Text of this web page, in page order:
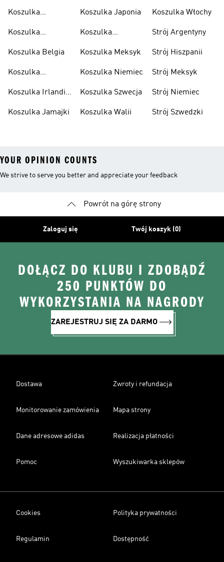
Koszulka
Koszulka
Koszulka Belgia
Koszulka
Koszulka Irlandii
Koszulka Jamajki
Koszulka Japonia
Koszulka
Koszulka Meksyk
Koszulka Niemiec
Koszulka Szwecja
Koszulka Walii
Koszulka Włochy
Strój Argentyny
Strój Hiszpanii
Strój Meksyk
Strój Niemiec
Strój Szwedzki
YOUR OPINION COUNTS
We strive to serve you better and appreciate your feedback
Powrót na górę strony
Zaloguj się Twój koszyk (0)
DOŁĄCZ DO KLUBU I ZDOBĄDŹ
250 PUNKTÓW DO
WYKORZYSTANIA NA NAGRODY
ZAREJESTRUJ SIĘ ZA DARMO
Dostawa Zwroty i refundacja
Monitorowanie zamówienia Mapa strony
Dane adresowe adidas Realizacja płatności
Pomoc Wyszukiwarka sklepów
Cookies Polityka prywatności
Regulamin Dostępność